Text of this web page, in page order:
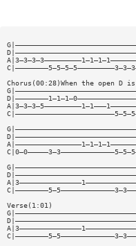
Chorus(00:28)When the open
Verse(1:01)